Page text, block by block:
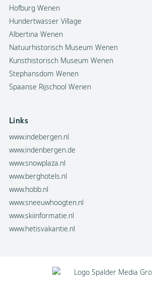
Hofburg Wenen
Hundertwasser Village
Albertina Wenen
Natuurhistorisch Museum Wenen
Kunsthistorisch Museum Wenen
Stephansdom Wenen
Spaanse Rijschool Wenen
Links
www.indebergen.nl
www.indenbergen.de
www.snowplaza.nl
www.berghotels.nl
www.hobb.nl
www.sneeuwhoogten.nl
www.skiinformatie.nl
www.hetisvakantie.nl